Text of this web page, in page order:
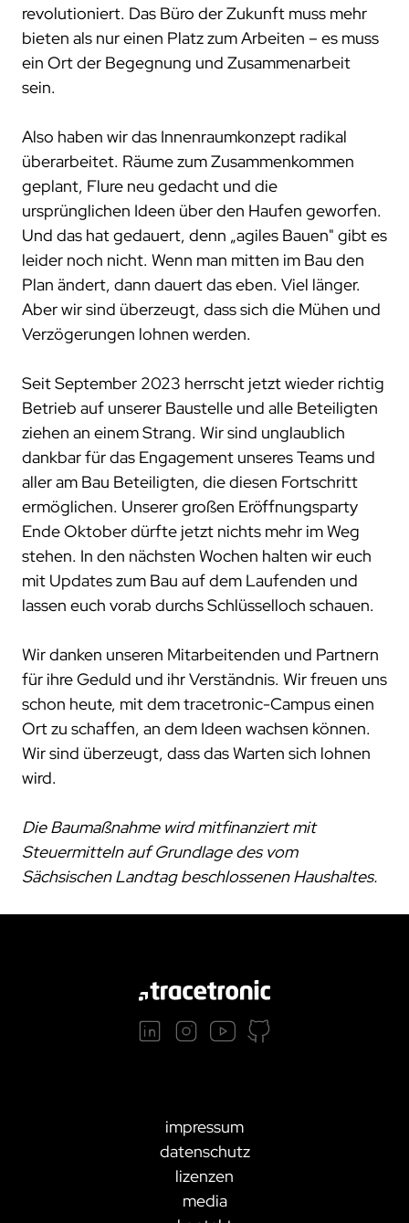
revolutioniert. Das Büro der Zukunft muss mehr
bieten als nur einen Platz zum Arbeiten – es muss
ein Ort der Begegnung und Zusammenarbeit
sein.
Also haben wir das Innenraumkonzept radikal
überarbeitet. Räume zum Zusammenkommen
geplant, Flure neu gedacht und die
ursprünglichen Ideen über den Haufen geworfen.
Und das hat gedauert, denn „agiles Bauen" gibt es
leider noch nicht. Wenn man mitten im Bau den
Plan ändert, dann dauert das eben. Viel länger.
Aber wir sind überzeugt, dass sich die Mühen und
Verzögerungen lohnen werden.
Seit September 2023 herrscht jetzt wieder richtig
Betrieb auf unserer Baustelle und alle Beteiligten
ziehen an einem Strang. Wir sind unglaublich
dankbar für das Engagement unseres Teams und
aller am Bau Beteiligten, die diesen Fortschritt
ermöglichen. Unserer großen Eröffnungsparty
Ende Oktober dürfte jetzt nichts mehr im Weg
stehen. In den nächsten Wochen halten wir euch
mit Updates zum Bau auf dem Laufenden und
lassen euch vorab durchs Schlüsselloch schauen.
Wir danken unseren Mitarbeitenden und Partnern
für ihre Geduld und ihr Verständnis. Wir freuen uns
schon heute, mit dem tracetronic-Campus einen
Ort zu schaffen, an dem Ideen wachsen können.
Wir sind überzeugt, dass das Warten sich lohnen
wird.
Die Baumaßnahme wird mitfinanziert mit
Steuermitteln auf Grundlage des vom
Sächsischen Landtag beschlossenen Haushaltes.
impressum
datenschutz
lizenzen
media